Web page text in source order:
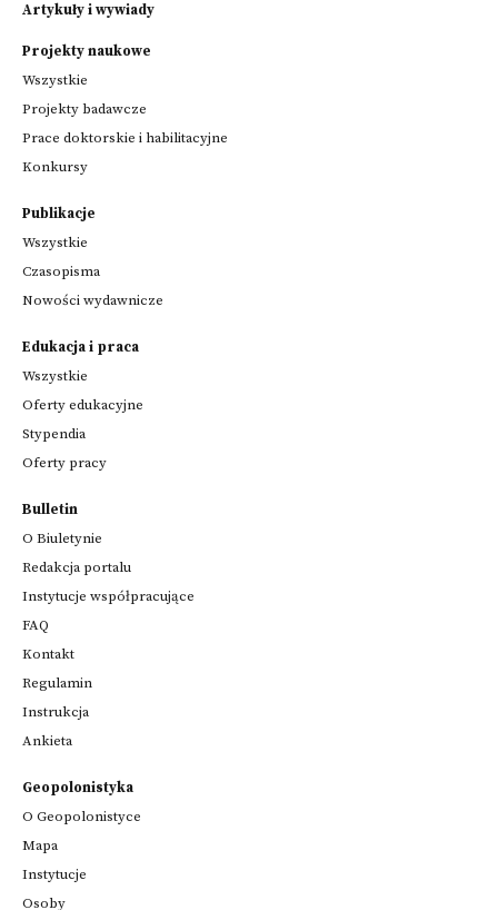
Artykuły i wywiady
Projekty naukowe
Wszystkie
Projekty badawcze
Prace doktorskie i habilitacyjne
Konkursy
Publikacje
Wszystkie
Czasopisma
Nowości wydawnicze
Edukacja i praca
Wszystkie
Oferty edukacyjne
Stypendia
Oferty pracy
Bulletin
O Biuletynie
Redakcja portalu
Instytucje współpracujące
FAQ
Kontakt
Regulamin
Instrukcja
Ankieta
Geopolonistyka
O Geopolonistyce
Mapa
Instytucje
Osoby